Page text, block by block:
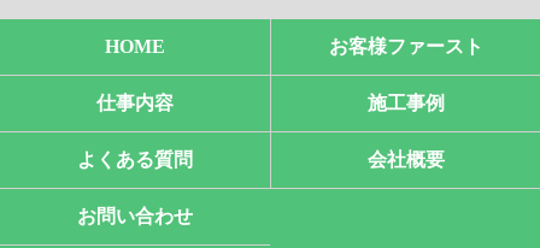
HOME お客様ファースト
仕事内容 施工事例
よくある質問 会社概要
お問い合わせ